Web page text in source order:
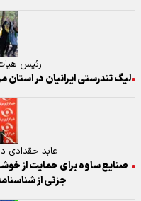
رئیس
لیگ تندرستی ایرانیان در استان
عابد حقدادی
صنایع ساوه برای حمایت از
جزئی از